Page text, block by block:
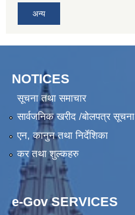
अन्य
NOTICES
सूचना तथा समाचार
सार्वजनिक खरीद /बोलपत्र सूचना
एन, कानुन तथा निर्देशिका
कर तथा शुल्कहरु
e-Gov SERVICES